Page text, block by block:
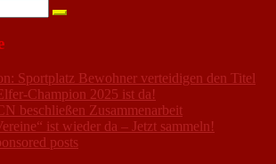
Sportplatz Bewohner verteidigen den Titel
Champion 2025 ist da!
beschließen Zusammenarbeit
ist wieder da – Jetzt sammeln!
posts